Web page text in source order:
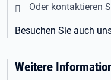
Oder kontaktieren
Besuchen Sie auch
Weitere